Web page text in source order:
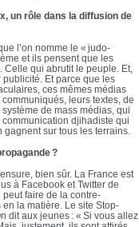
un rôle dans la diffusion de
l’on nomme le « judo-
et ils pensent que les
qui abrutit le peuple. Et,
Et parce que les
ces mêmes médias
leurs textes, de
de mass médias, qui
djihadiste qui
sur tous les terrains.
?
bien sûr. La France est
à Facebook et Twitter de
peut faire de la contre-
la matière. Le site Stop-
dit aux jeunes : « Si vous allez